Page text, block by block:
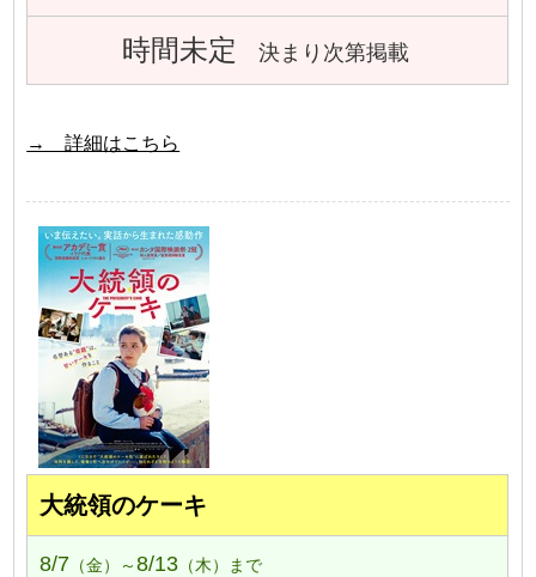
時間未定 決まり次第掲載
→ 詳細はこちら
大統領のケーキ
8/7 （金）～8/13 （木）まで